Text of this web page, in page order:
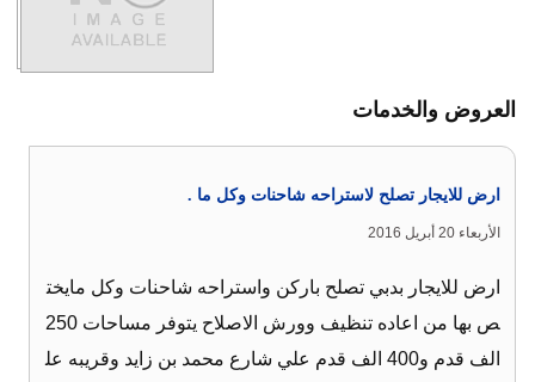
العروض والخدمات
ارض للايجار تصلح لاستراحه شاحنات وكل ما .
الأربعاء 20 أبريل 2016
ارض للايجار بدبي تصلح باركن واستراحه شاحنات وكل مايخت
ص بها من اعاده تنظيف وورش الاصلاح يتوفر مساحات 250
الف قدم و400 الف قدم علي شارع محمد بن زايد وقريبه عل